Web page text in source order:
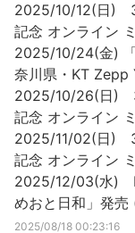
2025/10/12(日)
記念 オンライン
2025/10/24(金)
奈川県・KT
2025/10/26(日)
記念 オンライン
2025/11/02(日)
記念 オンライン
2025/12/03(水)
めおと日和」発売
2025/08/18 00:23:16